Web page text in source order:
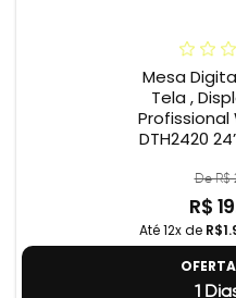
Mesa
Tela ,
DTH2420
De R$
R$
Até 12x de
1